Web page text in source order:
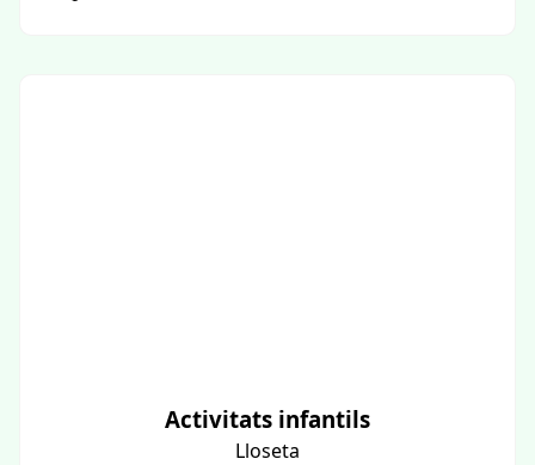
Activitats infantils
Lloseta